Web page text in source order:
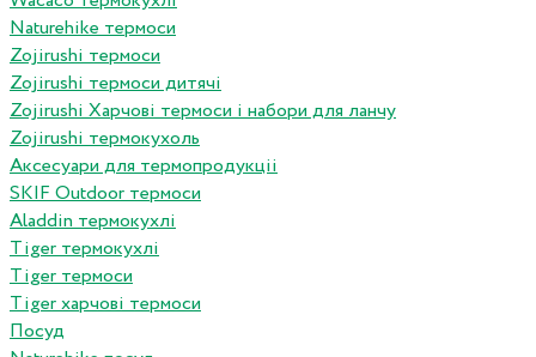
Naturehike термоси
Zojirushi термоси
Zojirushi термоси дитячі
Zojirushi Харчові термоси і набори для ланчу
Zojirushi термокухоль
Аксесуари для термопродукціі
SKIF Outdoor термоси
Aladdin термокухлі
Tiger термокухлі
Tiger термоси
Tiger харчові термоси
Посуд